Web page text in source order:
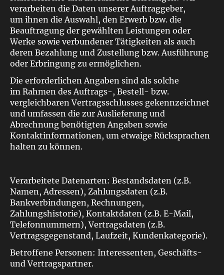
verarbeiten die Daten unserer Auftraggeber,
um ihnen die Auswahl, den Erwerb bzw. die
Beauftragung der gewählten Leistungen oder
Werke sowie verbundener Tätigkeiten als auch
deren Bezahlung und Zustellung bzw. Ausführung
oder Erbringung zu ermöglichen.
Die erforderlichen Angaben sind als solche
im Rahmen des Auftrags-, Bestell- bzw.
vergleichbaren Vertragsschlusses gekennzeichnet
und umfassen die zur Auslieferung und
Abrechnung benötigten Angaben sowie
Kontaktinformationen, um etwaige Rücksprachen
halten zu können.
Verarbeitete Datenarten: Bestandsdaten (z.B.
Namen, Adressen), Zahlungsdaten (z.B.
Bankverbindungen, Rechnungen,
Zahlungshistorie), Kontaktdaten (z.B. E-Mail,
Telefonnummern), Vertragsdaten (z.B.
Vertragsgegenstand, Laufzeit, Kundenkategorie).
Betroffene Personen: Interessenten, Geschäfts-
und Vertragspartner.